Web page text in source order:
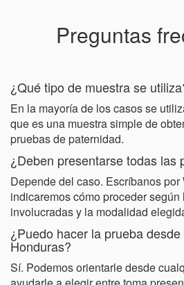
Preguntas
¿Qué tipo de muestra se
En la mayoría de los casos se
que es una muestra simple de
pruebas de paternidad.
¿Deben presentarse todas las
Depende del caso. Escríbanos
indicaremos cómo proceder
involucradas y la modalidad
¿Puedo hacer la prueba
Honduras?
Sí. Podemos orientarle desde